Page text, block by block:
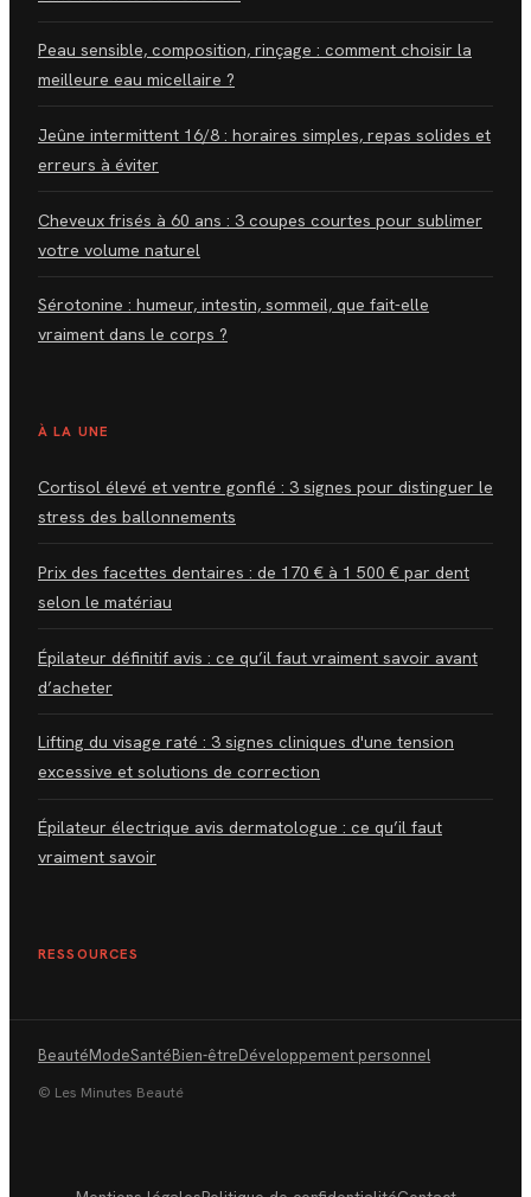
Peau sensible, composition, rinçage : comment choisir la
meilleure eau micellaire ?
Jeûne intermittent 16/8 : horaires simples, repas solides et
erreurs à éviter
Cheveux frisés à 60 ans : 3 coupes courtes pour sublimer
votre volume naturel
Sérotonine : humeur, intestin, sommeil, que fait-elle
vraiment dans le corps ?
À LA UNE
Cortisol élevé et ventre gonflé : 3 signes pour distinguer le
stress des ballonnements
Prix des facettes dentaires : de 170 € à 1 500 € par dent
selon le matériau
Épilateur définitif avis : ce qu’il faut vraiment savoir avant
d’acheter
Lifting du visage raté : 3 signes cliniques d'une tension
excessive et solutions de correction
Épilateur électrique avis dermatologue : ce qu’il faut
vraiment savoir
RESSOURCES
BeautéModeSantéBien-êtreDéveloppement personnel
© Les Minutes Beauté